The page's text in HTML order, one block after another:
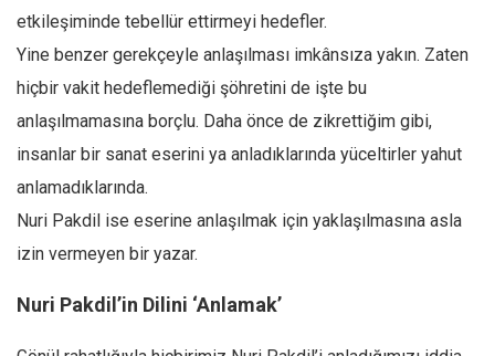
etkileşiminde tebellür ettirmeyi hedefler.
Yine benzer gerekçeyle anlaşılması imkânsıza yakın. Zaten
hiçbir vakit hedeflemediği şöhretini de işte bu
anlaşılmamasına borçlu. Daha önce de zikrettiğim gibi,
insanlar bir sanat eserini ya anladıklarında yüceltirler yahut
anlamadıklarında.
Nuri Pakdil ise eserine anlaşılmak için yaklaşılmasına asla
izin vermeyen bir yazar.
Nuri Pakdil’in Dilini ‘Anlamak’